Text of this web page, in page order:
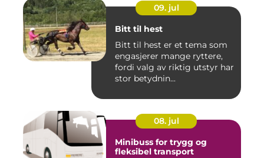
09. jul
Bitt til hest
Bitt til hest er et tema som
engasjerer mange ryttere,
fordi valg av riktig utstyr har
stor betydnin...
08. jul
Minibuss for trygg og
fleksibel transport